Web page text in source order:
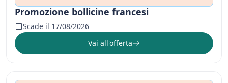
Promozione bollicine francesi
Scade il 17/08/2026
Vai all'offerta